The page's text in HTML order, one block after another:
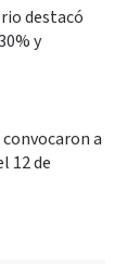
destacó
y
a
12 de